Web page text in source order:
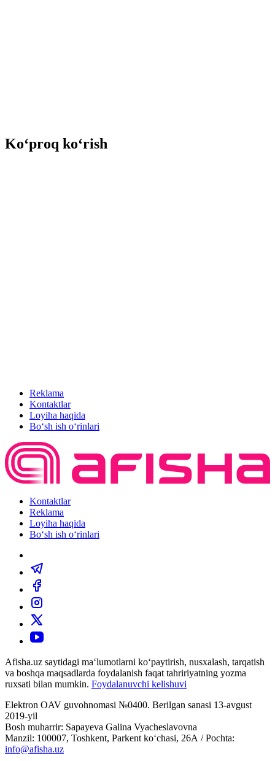
Ko‘proq ko‘rish
Reklama
Kontaktlar
Loyiha haqida
Bo‘sh ish o‘rinlari
Kontaktlar
Reklama
Loyiha haqida
Bo‘sh ish o‘rinlari
Afisha.uz saytidagi ma‘lumotlarni ko‘paytirish, nusxalash, tarqatish
va boshqa maqsadlarda foydalanish faqat tahririyatning yozma
ruxsati bilan mumkin. Foydalanuvchi kelishuvi
Elektron OAV guvohnomasi №0400. Berilgan sanasi 13-avgust
2019-yil
Bosh muharrir: Sapayeva Galina Vyacheslavovna
Manzil: 100007, Toshkent, Parkent ko‘chasi, 26А / Pochta:
info@afisha.uz